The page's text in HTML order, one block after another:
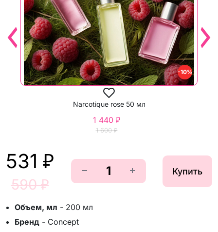
-10%
Narcotique rose 50 мл
1 600 ₽
1 440 ₽
531 ₽
590 ₽
Купить
Объем, мл - 200 мл
Бренд - Concept